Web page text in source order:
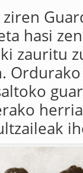
hasi
zauritu